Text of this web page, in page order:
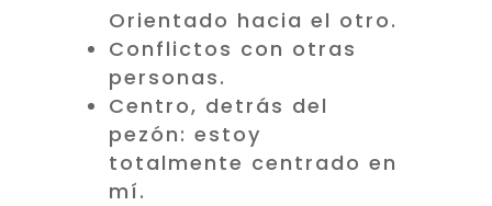
Orientado hacia el otro.
Conflictos con otras
personas.
Centro, detrás del
pezón: estoy
totalmente centrado en
mí.